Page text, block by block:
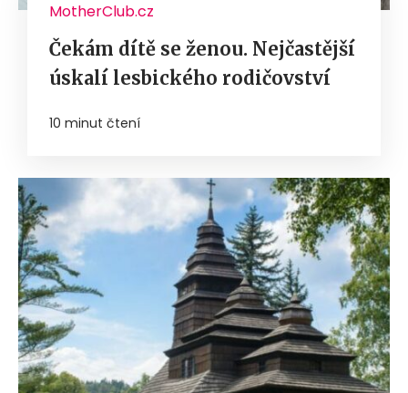
MotherClub.cz
Čekám dítě se ženou. Nejčastější
úskalí lesbického rodičovství
10 minut čtení